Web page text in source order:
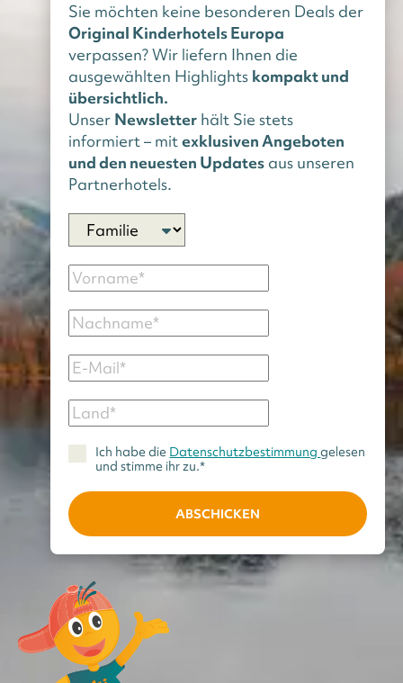
Sie möchten keine besonderen Deals der
Original Kinderhotels Europa
verpassen? Wir liefern Ihnen die
ausgewählten Highlights kompakt und
übersichtlich.
Unser Newsletter hält Sie stets
informiert – mitexklusiven Angeboten
und den neuesten Updates aus unseren
Partnerhotels.
Ich habe die Datenschutzbestimmunggelesen
und stimme ihr zu.*
ABSCHICKEN